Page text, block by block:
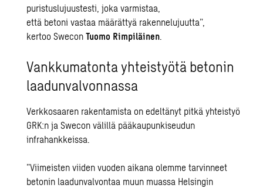
puristuslujuustesti, joka varmistaa,
että betoni vastaa määrättyä rakennelujuutta”,
kertoo SweconTuomo Rimpiläinen.
Vankkumatonta yhteistyötä betonin
laadunvalvonnassa
Verkkosaaren rakentamista on edeltänyt pitkä yhteistyö
GRK:n ja Swecon välillä pääkaupunkiseudun
infrahankkeissa.
”Viimeisten viiden vuoden aikana olemme tarvinneet
betonin laadunvalvontaa muun muassa Helsingin